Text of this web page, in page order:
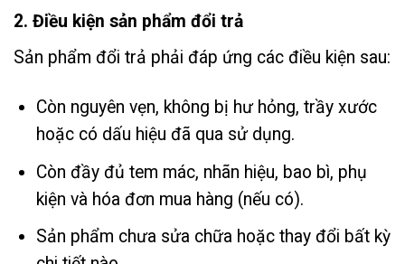
2. Điều kiện sản phẩm đổi trả
Sản phẩm đổi trả phải đáp ứng các điều kiện sau:
Còn nguyên vẹn, không bị hư hỏng, trầy xước
hoặc có dấu hiệu đã qua sử dụng.
Còn đầy đủ tem mác, nhãn hiệu, bao bì, phụ
kiện và hóa đơn mua hàng (nếu có).
Sản phẩm chưa sửa chữa hoặc thay đổi bất kỳ